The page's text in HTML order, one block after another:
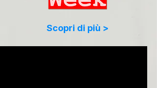
Scopri di più >